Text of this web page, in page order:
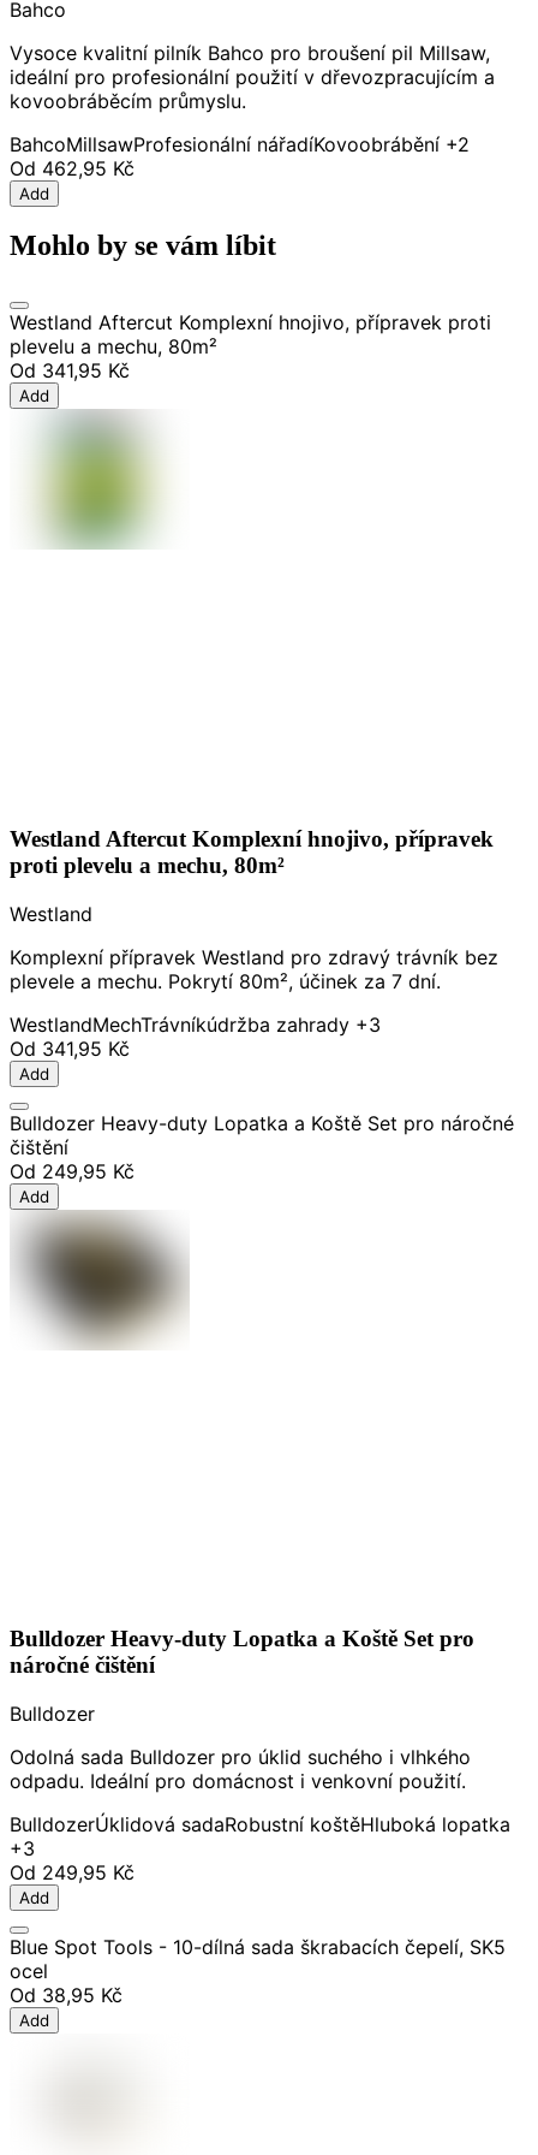
Bahco
Vysoce kvalitní pilník Bahco pro broušení pil Millsaw,
ideální pro profesionální použití v dřevozpracujícím a
kovoobráběcím průmyslu.
BahcoMillsawProfesionální nářadíKovoobrábění +2
Od 462,95 Kč
Add
Mohlo by se vám líbit
Westland Aftercut Komplexní hnojivo, přípravek proti
plevelu a mechu, 80m²
Od 341,95 Kč
Add
Westland Aftercut Komplexní hnojivo, přípravek
proti plevelu a mechu, 80m²
Westland
Komplexní přípravek Westland pro zdravý trávník bez
plevele a mechu. Pokrytí 80m², účinek za 7 dní.
WestlandMechTrávníkúdržba zahrady +3
Od 341,95 Kč
Add
Bulldozer Heavy-duty Lopatka a Koště Set pro náročné
čištění
Od 249,95 Kč
Add
Bulldozer Heavy-duty Lopatka a Koště Set pro
náročné čištění
Bulldozer
Odolná sada Bulldozer pro úklid suchého i vlhkého
odpadu. Ideální pro domácnost i venkovní použití.
BulldozerÚklidová sadaRobustní koštěHluboká lopatka
+3
Od 249,95 Kč
Add
Blue Spot Tools - 10-dílná sada škrabacích čepelí, SK5
ocel
Od 38,95 Kč
Add